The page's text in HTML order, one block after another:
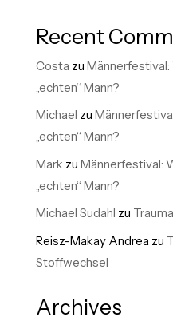
Recent
Costa zu Männerfestival:
„echten“ Mann?
Michael zu
„echten“ Mann?
Mark zu Männerfestival:
„echten“ Mann?
Michael Sudahl zu
Reisz-Makay Andrea zu
Stoffwechsel
Archives